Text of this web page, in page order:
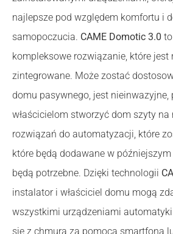
najlepsze pod względem komfortu i
samopoczucia. CAME Domotic 3.0
kompleksowe rozwiązanie, które jest
zintegrowane. Może zostać
domu pasywnego, jest nieinwazyjne,
właścicielom stworzyć dom szyty
rozwiązań do automatyzacji, które
które będą dodawane w
będą potrzebne. Dzięki technologii
instalator i właściciel domu mogą
wszystkimi urządzeniami automatyki
się z chmurą za pomocą smartfona